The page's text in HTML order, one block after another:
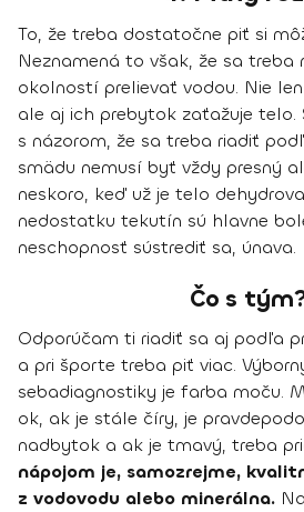
To, že treba dostatočne piť si
Neznamená to však, že sa treba
okolností prelievať vodou. Nie
ale aj ich prebytok zaťažuje telo.
s názorom, že sa treba riadiť
smädu nemusí byť vždy presný
neskoro, keď už je telo
nedostatku tekutín sú hlavne
neschopnosť sústrediť sa, únava.
Čo s
Odporúčam ti riadiť sa aj podľa
a pri športe treba piť viac.
sebadiagnostiky je farba moču.
ok, ak je stále číry, je
nadbytok a ak je tmavý, treba
nápojom je, samozrejme,
z vodovodu alebo minerálna.